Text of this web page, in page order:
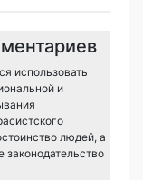
использовать
и
людей, а